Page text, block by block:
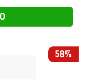
58%